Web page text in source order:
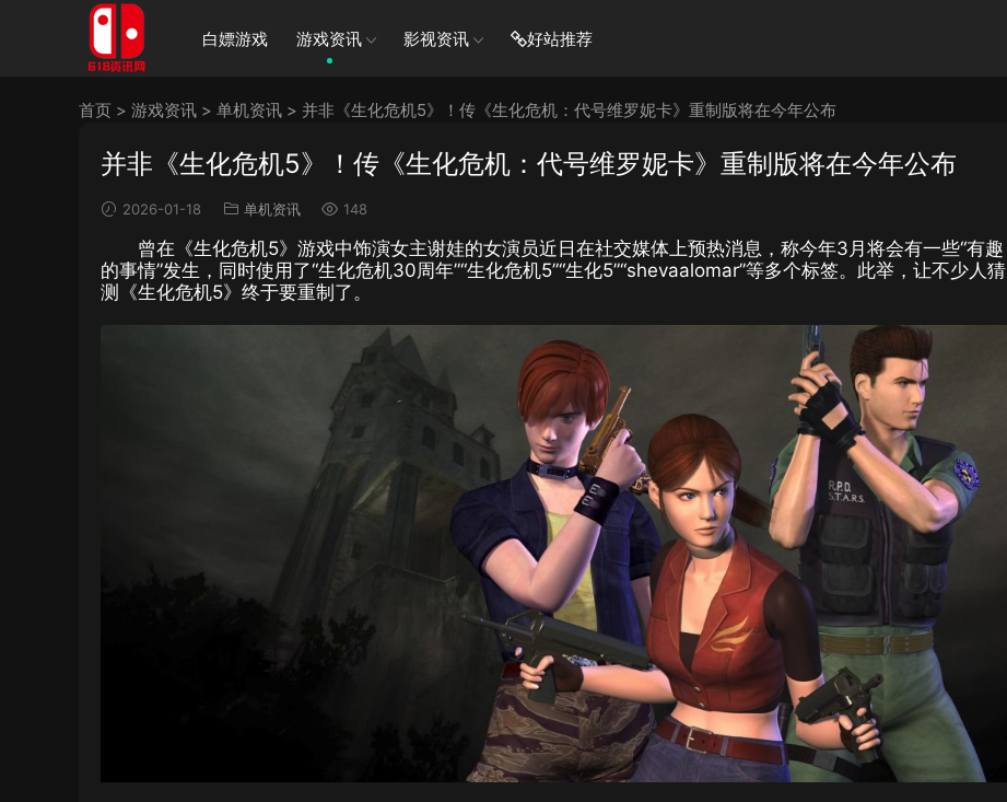
白嫖游戏 游戏资讯 影视资讯 好站推荐
首页 > 游戏资讯 > 单机资讯 > 并非《生化危机5》！传《生化危机：代号维罗妮卡》重制版将在今年公布
并非《生化危机5》！传《生化危机：代号维罗妮卡》重制版将在今年公布
2026-01-18 单机资讯 148
曾在《生化危机5》游戏中饰演女主谢娃的女演员近日在社交媒体上预热消息，称今年3月将会有一些“有趣
的事情”发生，同时使用了“生化危机30周年”“生化危机5”“生化5”“shevaalomar”等多个标签。此举，让不少人猜
测《生化危机5》终于要重制了。